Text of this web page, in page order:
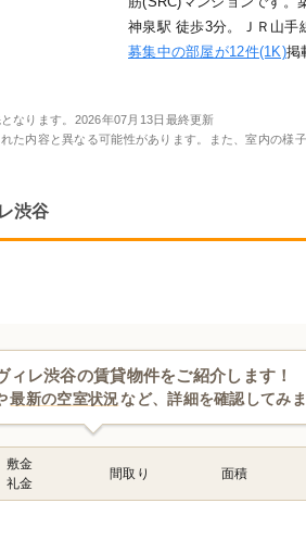
神泉駅 徒歩3分。ＪＲ山手
募集中の部屋が12件(1K)掲
なります。 2026年07月13日最終更新
内容と異なる可能性があります。また、室内の様
渋谷
ィレ渋谷の賃貸物件をご紹介します！
最新の空室状況など、詳細を確認してみ
敷金
礼金
間取り 面積